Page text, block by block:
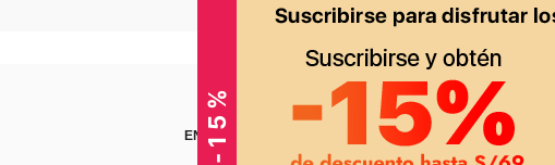
ENCUÉNTRANOS EN APP